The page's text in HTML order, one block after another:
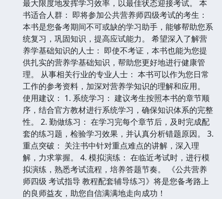
最大限度地发挥学习效率，以最佳状态迎接考试。 本
书适合人群： 即将参加公共营养师四级考试的考生：
本书是您备考期间不可或缺的学习助手，能够帮助您系
统复习，巩固知识，提高应试能力。 希望深入了解营
养学基础知识的人士： 即使不考证，本书也能为您提
供扎实的营养学基础知识，帮助您更好地进行健康管
理。 从事相关行业的专业人士： 本书可以作为您日常
工作的参考资料，加深对营养学知识的理解和应用。
使用建议： 1. 系统学习： 建议考生按照本书的章节顺
序，结合官方教材进行系统学习，确保知识体系的完整
性。 2. 勤做练习： 在学习完每个章节后，及时完成配
套的练习题，检验学习效果，并认真分析错题原因。 3.
重点突破： 关注书中针对重点难点的讲解，深入理
解，力求掌握。 4. 模拟演练： 在临近考试时，进行模
拟演练，熟悉考试流程，培养答题节奏。 《公共营养
师四级 考试指导 教程配套辅导练习》将是您备考路上
的良师益友，助您自信满满地走向成功！